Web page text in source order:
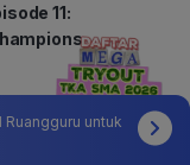
11:
Ruangguru untuk